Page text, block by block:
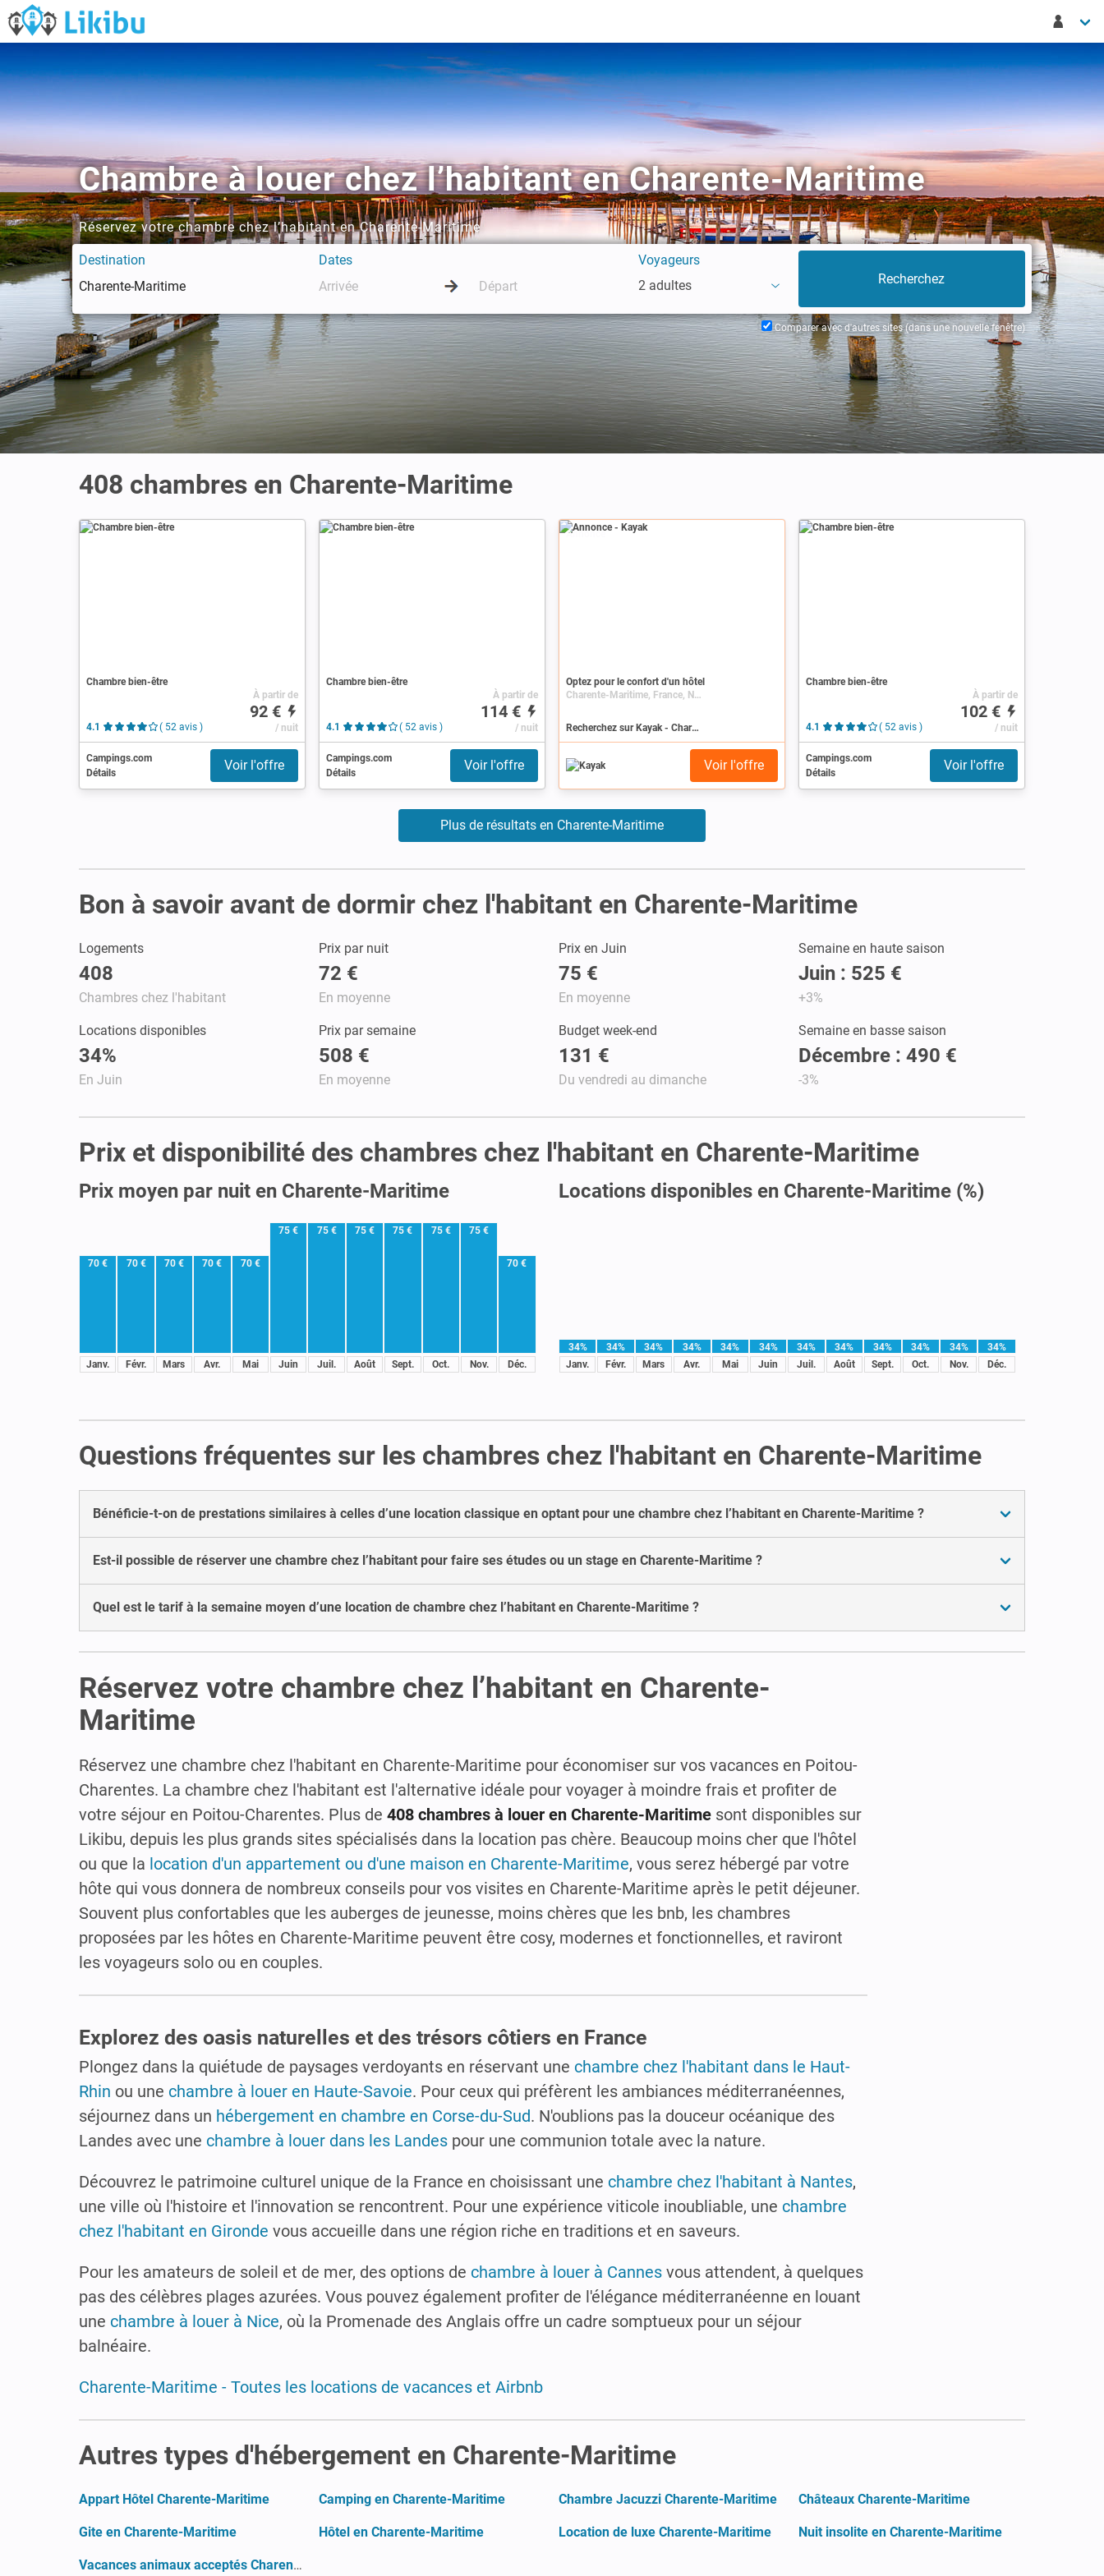
Chambre à louer chez l’habitant en Charente-Maritime
Réservez votre chambre chez l’habitant en Charente-Maritime
Destination Dates
Voyageurs
2 adultes
Comparer avec d'autres sites (dans une nouvelle fenêtre)
408 chambres en Charente-Maritime
Chambre bien-être
4.1 ( 52 avis )
À partir de
92 €
/ nuit
Campings.com
Détails
Voir l'offre
Chambre bien-être
4.1 ( 52 avis )
À partir de
114 €
/ nuit
Campings.com
Détails
Voir l'offre
Annonce
Optez pour le confort d'un hôtel
Charente-Maritime, France, Nouvelle-Aquitaine, Poitou-Charentes
Recherchez sur Kayak - Charente-Maritime
Voir l'offre
Chambre bien-être
4.1 ( 52 avis )
À partir de
102 €
/ nuit
Campings.com
Détails
Voir l'offre
Plus de résultats en Charente-Maritime
Bon à savoir avant de dormir chez l'habitant en Charente-Maritime
Logements
408
Chambres chez l'habitant
Prix par nuit
72 €
En moyenne
Prix en Juin
75 €
En moyenne
Semaine en haute saison
Juin : 525 €
+3%
Locations disponibles
34%
En Juin
Prix par semaine
508 €
En moyenne
Budget week-end
131 €
Du vendredi au dimanche
Semaine en basse saison
Décembre : 490 €
-3%
Prix et disponibilité des chambres chez l'habitant en Charente-Maritime
Prix moyen par nuit en Charente-Maritime
70 €
Janv.
70 €
Févr.
70 €
Mars
70 €
Avr.
70 €
Mai
75 €
Juin
75 €
Juil.
75 €
Août
75 €
Sept.
75 €
Oct.
75 €
Nov.
70 €
Déc.
Locations disponibles en Charente-Maritime (%)
34%
Janv.
34%
Févr.
34%
Mars
34%
Avr.
34%
Mai
34%
Juin
34%
Juil.
34%
Août
34%
Sept.
34%
Oct.
34%
Nov.
34%
Déc.
Questions fréquentes sur les chambres chez l'habitant en Charente-Maritime
Bénéficie-t-on de prestations similaires à celles d’une location classique en optant pour une chambre chez l’habitant en Charente-Maritime ?
Est-il possible de réserver une chambre chez l’habitant pour faire ses études ou un stage en Charente-Maritime ?
Quel est le tarif à la semaine moyen d’une location de chambre chez l’habitant en Charente-Maritime ?
Réservez votre chambre chez l’habitant en Charente-
Maritime
Réservez une chambre chez l'habitant en Charente-Maritime pour économiser sur vos vacances en Poitou-
Charentes. La chambre chez l'habitant est l'alternative idéale pour voyager à moindre frais et profiter de
votre séjour en Poitou-Charentes. Plus de 408 chambres à louer en Charente-Maritime sont disponibles sur
Likibu, depuis les plus grands sites spécialisés dans la location pas chère. Beaucoup moins cher que l'hôtel
ou que la location d'un appartement ou d'une maison en Charente-Maritime, vous serez hébergé par votre
hôte qui vous donnera de nombreux conseils pour vos visites en Charente-Maritime après le petit déjeuner.
Souvent plus confortables que les auberges de jeunesse, moins chères que les bnb, les chambres
proposées par les hôtes en Charente-Maritime peuvent être cosy, modernes et fonctionnelles, et raviront
les voyageurs solo ou en couples.
Explorez des oasis naturelles et des trésors côtiers en France
Plongez dans la quiétude de paysages verdoyants en réservant une chambre chez l'habitant dans le Haut-
Rhin ou une chambre à louer en Haute-Savoie. Pour ceux qui préfèrent les ambiances méditerranéennes,
séjournez dans un hébergement en chambre en Corse-du-Sud. N'oublions pas la douceur océanique des
Landes avec une chambre à louer dans les Landes pour une communion totale avec la nature.
Découvrez le patrimoine culturel unique de la France en choisissant une chambre chez l'habitant à Nantes,
une ville où l'histoire et l'innovation se rencontrent. Pour une expérience viticole inoubliable, une chambre
chez l'habitant en Gironde vous accueille dans une région riche en traditions et en saveurs.
Pour les amateurs de soleil et de mer, des options de chambre à louer à Cannes vous attendent, à quelques
pas des célèbres plages azurées. Vous pouvez également profiter de l'élégance méditerranéenne en louant
une chambre à louer à Nice, où la Promenade des Anglais offre un cadre somptueux pour un séjour
balnéaire.
Charente-Maritime - Toutes les locations de vacances et Airbnb
Autres types d'hébergement en Charente-Maritime
Appart Hôtel Charente-Maritime Camping en Charente-Maritime Chambre Jacuzzi Charente-Maritime Châteaux Charente-Maritime
Gite en Charente-Maritime Hôtel en Charente-Maritime Location de luxe Charente-Maritime Nuit insolite en Charente-Maritime
Vacances animaux acceptés Charente-Maritime